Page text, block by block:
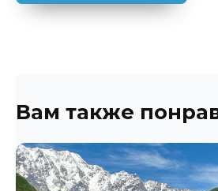
Вам также